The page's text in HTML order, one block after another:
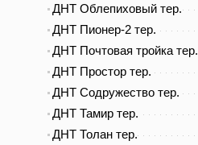
ДНТ Облепиховый тер.
ДНТ Пионер-2 тер.
ДНТ Почтовая тройка тер.
ДНТ Простор тер.
ДНТ Содружество тер.
ДНТ Тамир тер.
ДНТ Толан тер.